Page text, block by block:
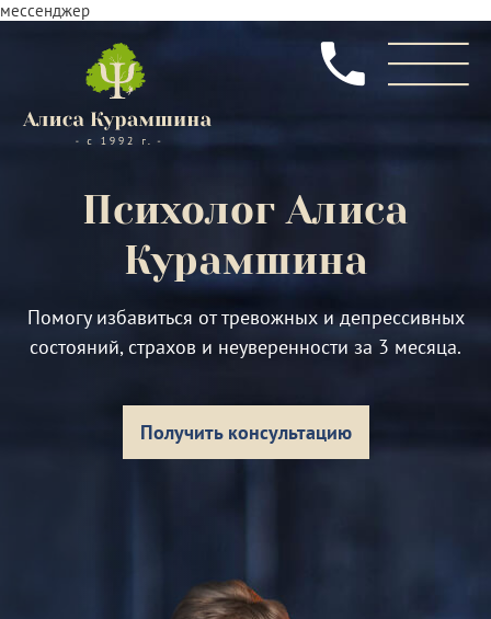
мессенджер
ПсихологАлиса
Курамшина
Помогу избавиться от тревожных и депрессивных
состояний, страхов и неуверенности за 3 месяца.
Получить консультацию